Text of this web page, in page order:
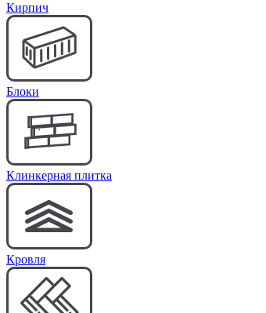
Кирпич
Блоки
Клинкерная плитка
Кровля